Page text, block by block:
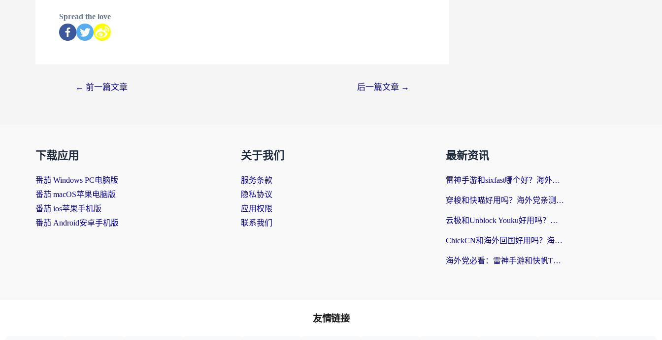
Spread the love
← 前一篇文章 后一篇文章 →
下载应用
番茄 Windows PC电脑版
番茄 macOS苹果电脑版
番茄 ios苹果手机版
番茄 Android安卓手机版
关于我们
服务条款
隐私协议
应用权限
联系我们
最新资讯
雷神手游和sixfast哪个好？海外党亲测3款回国加速器，教你选对不踩坑
穿梭和快喵好用吗？海外党亲测：小众加速器对比+番茄加速器深度体验
云极和Unblock Youku好用吗？海外党亲测+2026回国加速器避坑指南
ChickCN和海外回国好用吗？海外党2026亲测：从手游到影音，选对加速器的3个关键
海外党必看：雷神手游和快帆TV版好用吗？3步选对回国加速器不踩坑
友情链接